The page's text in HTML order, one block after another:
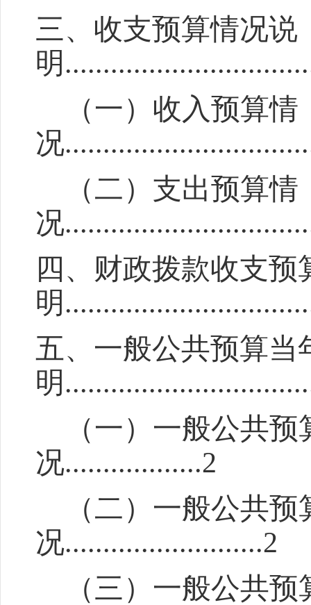
三、收支预算情况说
明
（一）收入预算情
况
（二）支出预算情
况
四、财政拨款收支预
明
五、一般公共预算当
明
（一）一般公共
况..................2
（二）一般公共
况..........................2
（三）一般公共